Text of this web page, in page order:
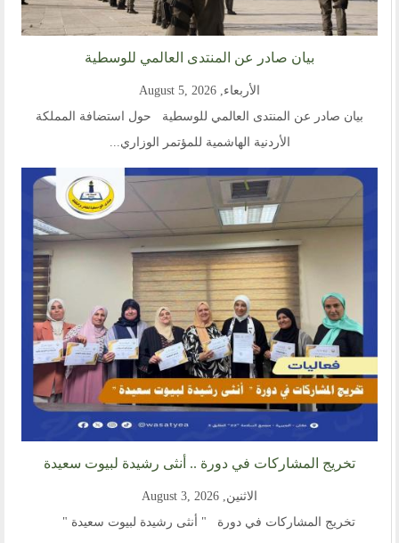
أرسل لنا
ارسل مقالآ
إنجليزية
بيان صادر عن المنتدى العالمي للوسطية
الأربعاء, August 5, 2026
بيان صادر عن المنتدى العالمي للوسطية حول استضافة المملكة
الأردنية الهاشمية للمؤتمر الوزاري...
تخريج المشاركات في دورة .. أنثى رشيدة لبيوت سعيدة
الاثنين, August 3, 2026
تخريج المشاركات في دورة " أنثى رشيدة لبيوت سعيدة "